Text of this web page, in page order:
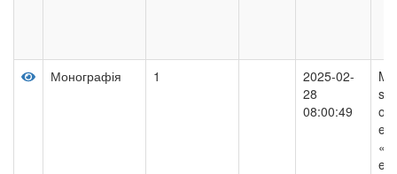
Монографія 1
2025-02-
28
08:00:49
of